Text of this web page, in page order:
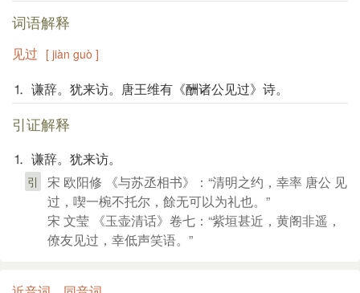
词语解释
见过 [ jiàn guò ]
⒈ 谦辞。犹来访。唐王维有《酬诸公见过》诗。
引证解释
⒈ 谦辞。犹来访。
引
宋 欧阳修 《与苏丞相书》：“清明之约，幸率 唐公 见
过，喫一椀不托尔，餘无可以为礼也。”
宋 文莹 《玉壶清话》卷七：“紫垣甚近，黄阁非遥，
僚友见过，幸低声笑语。”